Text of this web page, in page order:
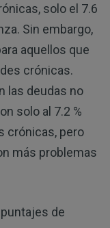
solo el 7.6
Sin embargo,
aquellos que
crónicas.
las deudas no
solo al 7.2 %
crónicas, pero
más problemas
de